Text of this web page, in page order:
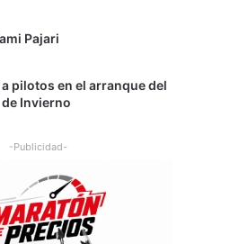
Pajari
pilotos en el arranque del
Invierno
-Publicidad-